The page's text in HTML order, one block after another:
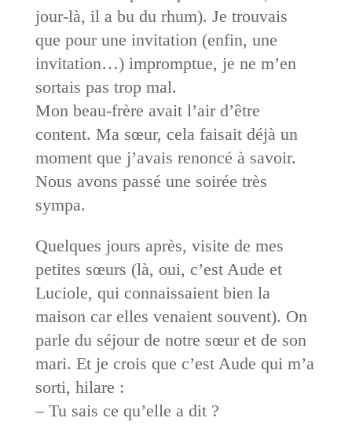
jour-là, il a bu du rhum). Je trouvais
que pour une invitation (enfin, une
invitation…) impromptue, je ne m’en
sortais pas trop mal.
Mon beau-frère avait l’air d’être
content. Ma sœur, cela faisait déjà un
moment que j’avais renoncé à savoir.
Nous avons passé une soirée très
sympa.
Quelques jours après, visite de mes
petites sœurs (là, oui, c’est Aude et
Luciole, qui connaissaient bien la
maison car elles venaient souvent). On
parle du séjour de notre sœur et de son
mari. Et je crois que c’est Aude qui m’a
sorti, hilare :
– Tu sais ce qu’elle a dit ?